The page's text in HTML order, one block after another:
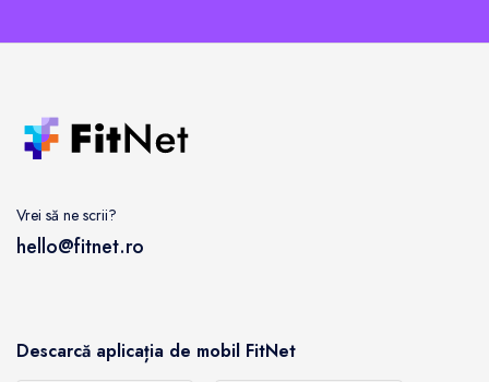
Vrei să ne scrii?
hello@fitnet.ro
Descarcă aplicația de mobil FitNet